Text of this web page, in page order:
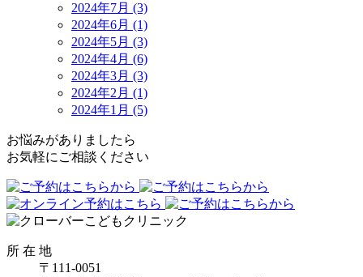
2024年7月 (3)
2024年6月 (1)
2024年5月 (3)
2024年4月 (6)
2024年3月 (3)
2024年2月 (1)
2024年1月 (5)
お悩みがありましたら
お気軽にご相談ください
所 在 地
〒111-0051